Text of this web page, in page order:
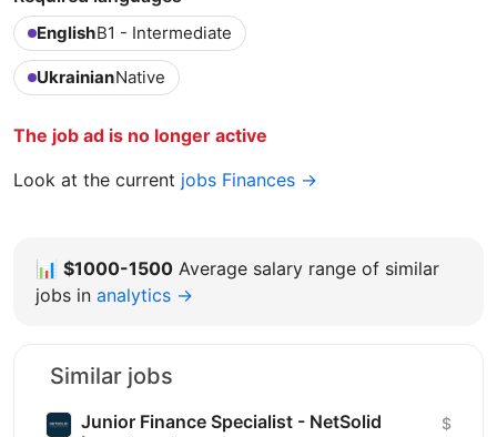
EnglishB1 - Intermediate
UkrainianNative
The job ad is no longer active
Look at the current jobs Finances →
📊 $1000-1500 Average salary range of similar
jobs in analytics →
Similar jobs
Junior Finance Specialist - NetSolid
$